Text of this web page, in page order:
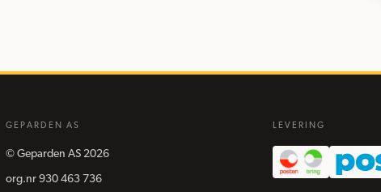
GEPARDEN AS
© Geparden AS 2026
org.nr 930 463 736
LEVERING